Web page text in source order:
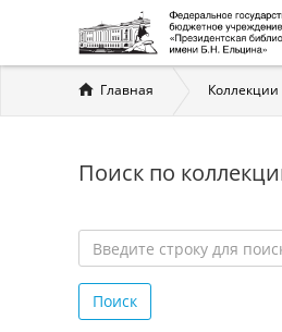
Вы
здесь
Главная
Поиск по
строку
для
Поиск